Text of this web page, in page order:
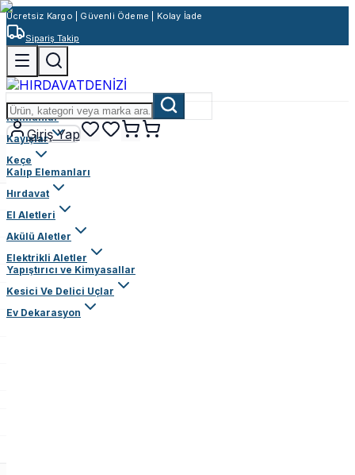
Ücretsiz Kargo | Güvenli Ödeme | Kolay İade
Sipariş Takip
Giriş Yap
Rulmanlar
Kayışlar
Keçe
Kalıp Elemanları
Hırdavat
El Aletleri
Akülü Aletler
Elektrikli Aletler
Yapıştırıcı ve Kimyasallar
Kesici Ve Delici Uçlar
Ev Dekarasyon